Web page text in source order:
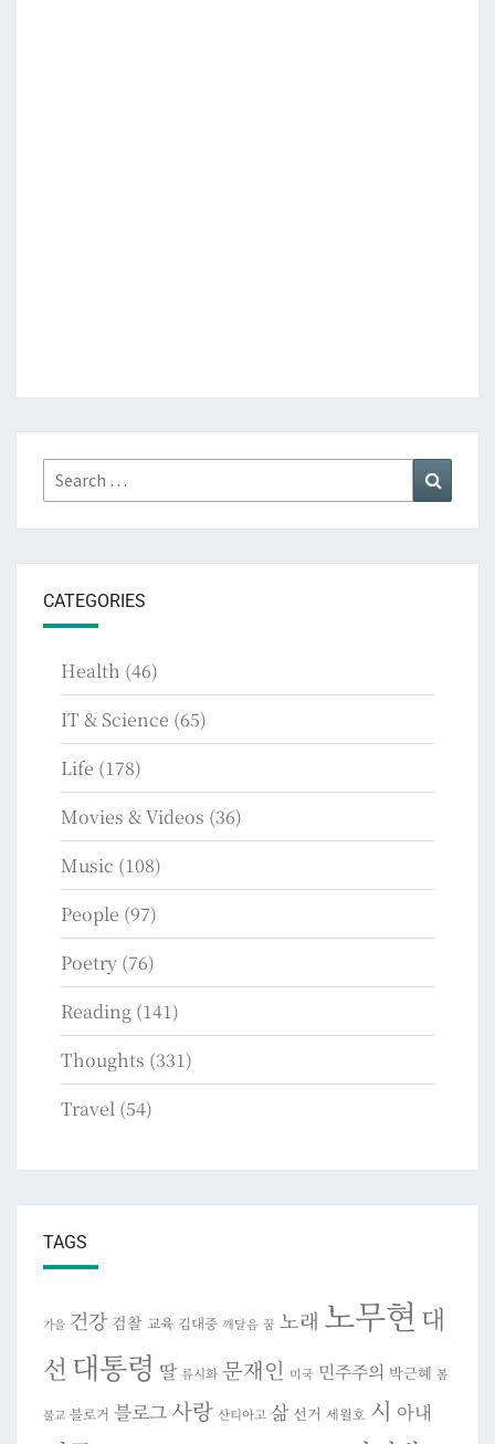
Search
for:
CATEGORIES
Health (46)
IT & Science (65)
Life (178)
Movies & Videos (36)
Music (108)
People (97)
Poetry (76)
Reading (141)
Thoughts (331)
Travel (54)
TAGS
가을 건강 검찰 교육 김대중 깨달음 꿈 노래 노무현 대
선 대통령 딸 류시화 문재인 미국 민주주의 박근혜 봄
불교 블로거 블로그사랑 산티아고 삶 선거 세월호 시 아내